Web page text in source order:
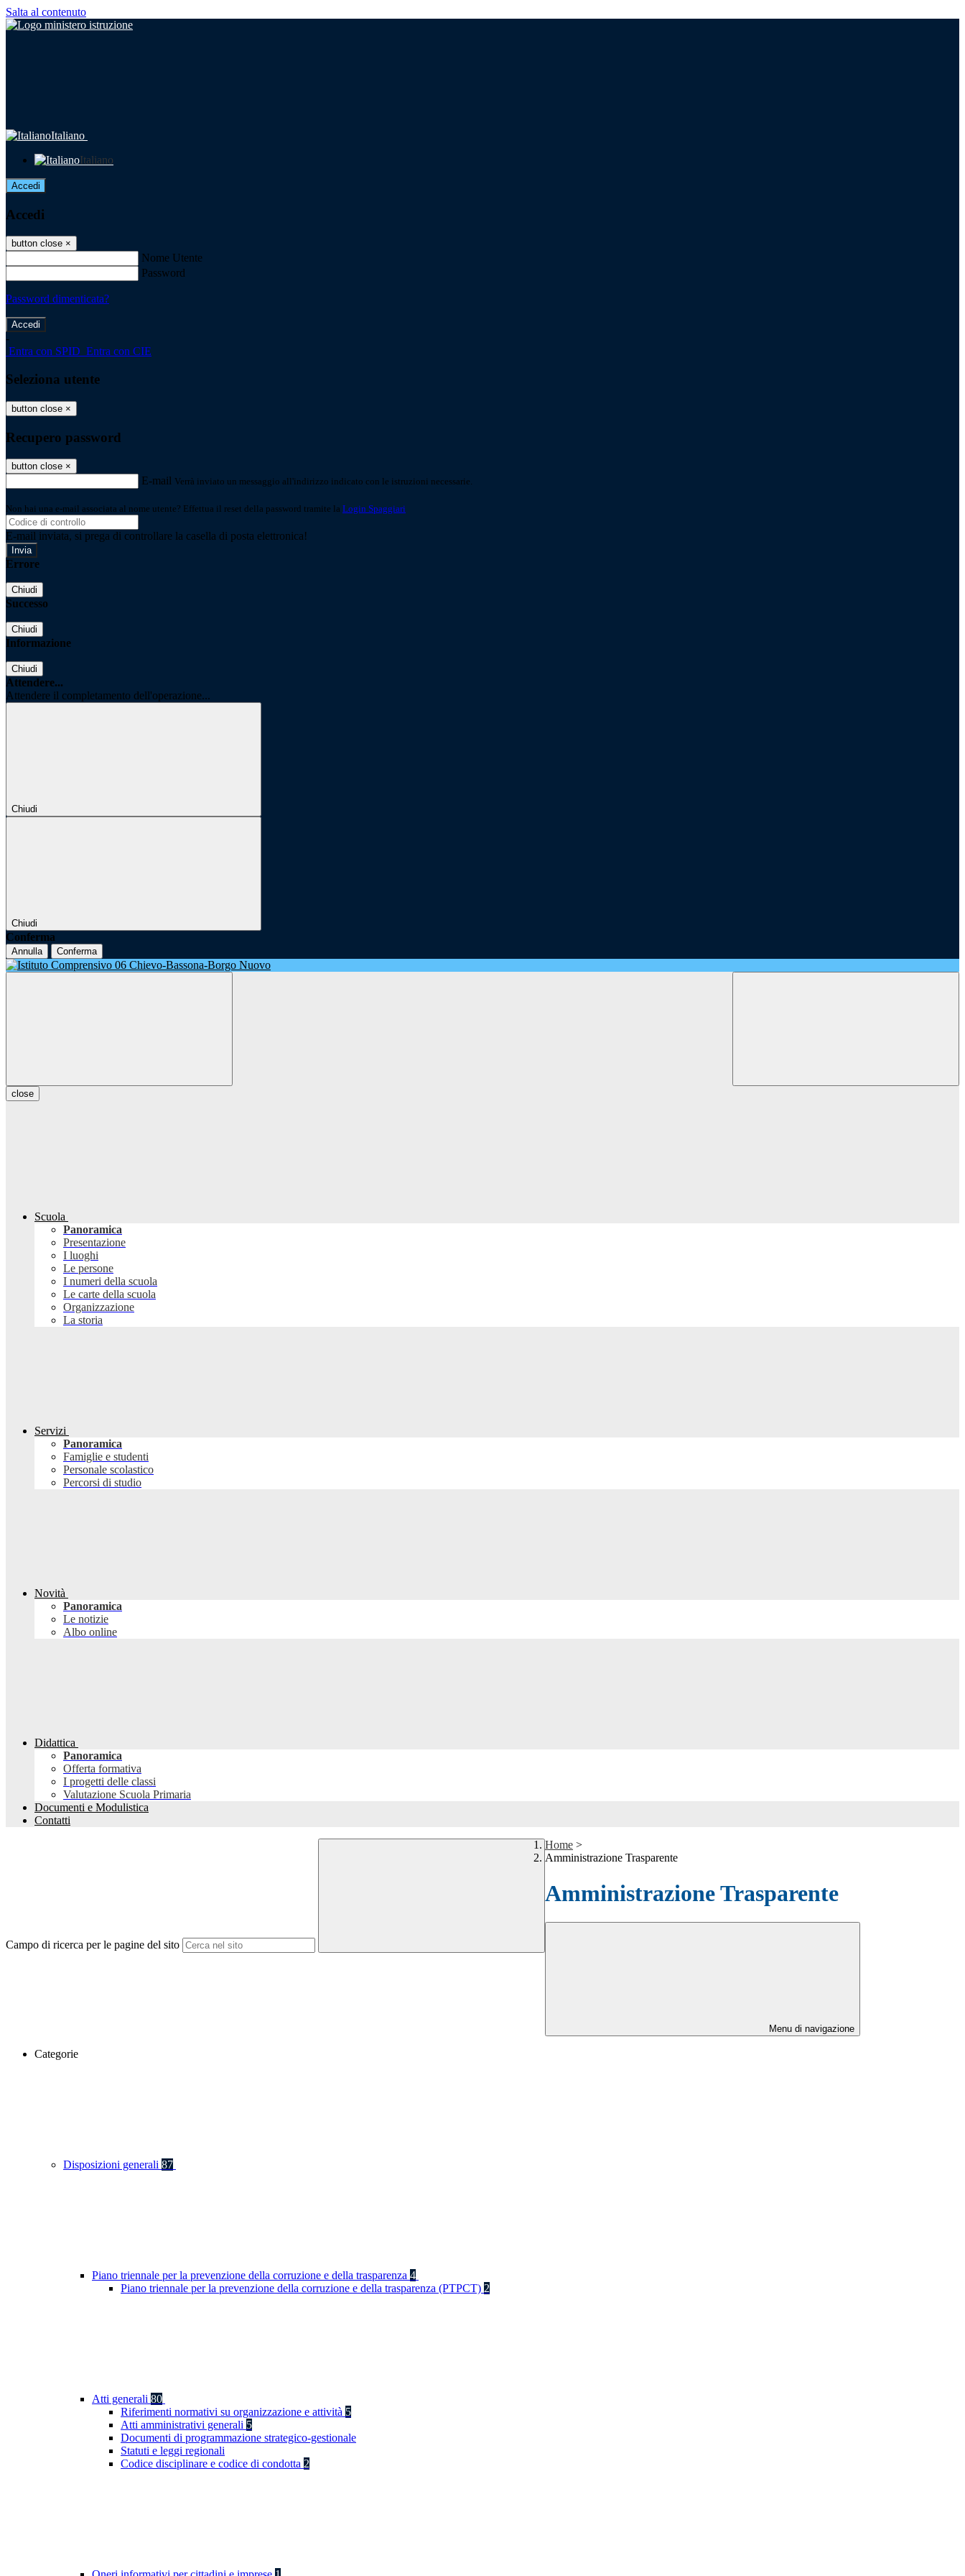
Salta al contenuto
Italiano
Italiano
Accedi
Accedi
button close ×
Nome Utente
Password
Password dimenticata?
-
Entra con SPID Entra con CIE
Seleziona utente
button close ×
Recupero password
button close ×
E-mail Verrà inviato un messaggio all'indirizzo indicato con le istruzioni necessarie.
Non hai una e-mail associata al nome utente? Effettua il reset della password tramite la Login Spaggiari
E-mail inviata, si prega di controllare la casella di posta elettronica!
Errore
Chiudi
Successo
Chiudi
Informazione
Chiudi
Attendere...
Attendere il completamento dell'operazione...
Chiudi
Chiudi
Conferma
Annulla Conferma
close
Scuola
Panoramica
Presentazione
I luoghi
Le persone
I numeri della scuola
Le carte della scuola
Organizzazione
La storia
Servizi
Panoramica
Famiglie e studenti
Personale scolastico
Percorsi di studio
Novità
Panoramica
Le notizie
Albo online
Didattica
Panoramica
Offerta formativa
I progetti delle classi
Valutazione Scuola Primaria
Documenti e Modulistica
Contatti
Campo di ricerca per le pagine del sito
Home >
Amministrazione Trasparente
Amministrazione Trasparente
Menu di navigazione
Categorie
Disposizioni generali 87
Piano triennale per la prevenzione della corruzione e della trasparenza 4
Piano triennale per la prevenzione della corruzione e della trasparenza (PTPCT) 2
Atti generali 80
Riferimenti normativi su organizzazione e attività 5
Atti amministrativi generali 5
Documenti di programmazione strategico-gestionale
Statuti e leggi regionali
Codice disciplinare e codice di condotta 2